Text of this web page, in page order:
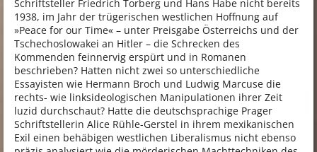
Schriftsteller Friedrich Torberg und Hans Habe nicht bereits
1938, im Jahr der trügerischen westlichen Hoffnung auf
»Peace for our Time« – unter Preisgabe Österreichs und der
Tschechoslowakei an Hitler – die Schrecken des
Kommenden feinnervig erspürt und in Romanen
beschrieben? Hatten nicht zwei so unterschiedliche
Essayisten wie Hermann Broch und Ludwig Marcuse die
rechts- wie linksideologischen Manipulationen ihrer Zeit
luzid durchschaut? Hatte die deutschsprachige Prager
Schriftstellerin Alice Rühle-Gerstel in ihrem mexikanischen
Exil einen behäbigen westlichen Liberalismus nicht ebenso